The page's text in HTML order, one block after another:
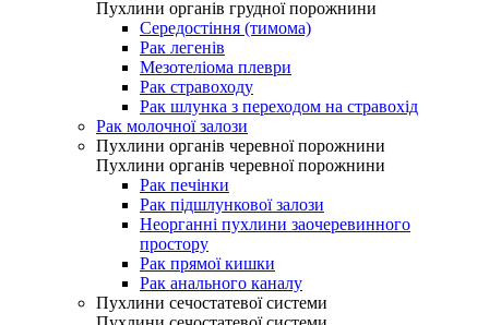
Пухлини органів грудної порожнини
Середостіння (тимома)
Рак легенів
Мезотеліома плеври
Рак стравоходу
Рак шлунка з переходом на стравохід
Рак молочної залози
Пухлини органів черевної порожнини
Пухлини органів черевної порожнини
Рак печінки
Рак підшлункової залози
Неорганні пухлини заочеревинного
простору
Рак прямої кишки
Рак анального каналу
Пухлини сечостатевої системи